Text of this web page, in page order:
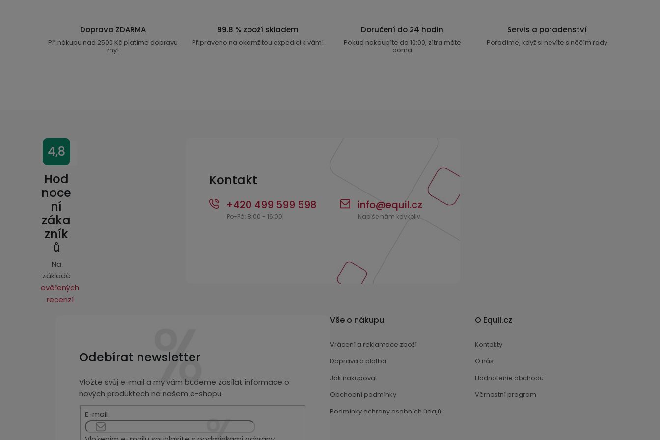
Doprava ZDARMA
Při nákupu nad 2500 Kč platíme dopravu
my!
99.8 % zboží skladem
Připraveno na okamžitou expedici k vám!
Doručení do 24 hodin
Pokud nakoupíte do 10:00, zítra máte
doma
Servis a poradenství
Poradíme, když si nevíte s něčím rady
4,8
Hod
noce
ní
záka
zník
ů
Na
základě
ověřených
recenzí
Kontakt
info@equil.cz
+420 499 599 598
Odebírat newsletter
Vložte svůj e-mail a my vám budeme zasílat informace o
nových produktech na našem e-shopu.
E-mail
Vše o nákupu
Vrácení a reklamace zboží
Doprava a platba
Jak nakupovat
Obchodní podmínky
Podmínky ochrany osobních údajů
O Equil.cz
Kontakty
O nás
Hodnotenie obchodu
Věrnostní program